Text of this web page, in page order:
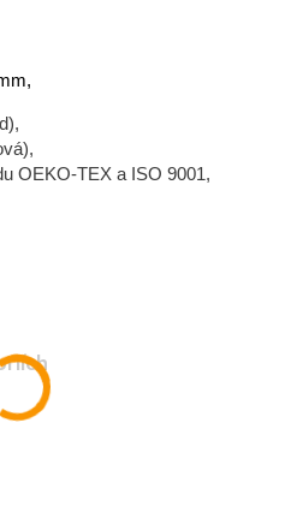
OEKO-TEX a ISO 9001,